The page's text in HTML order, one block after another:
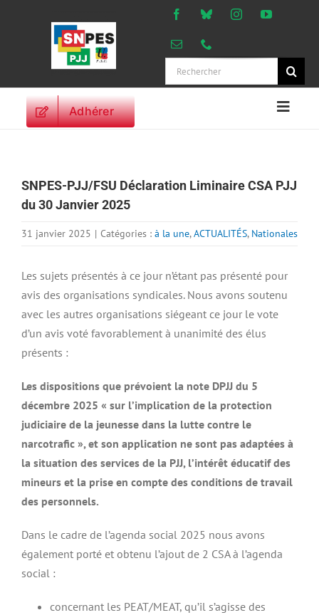
Rechercher:
Adhérer
ORIENTATIONS
DROITS DES
VIE SYNDICALE
PUBLICATIONS
SNPES-PJJ/FSU Déclaration Liminaire CSA PJJ
du 30 Janvier 2025
31 janvier 2025 | Catégories : à la une,ACTUALITÉS, Nationales
Les sujets présentés à ce jour n’étant pas présenté pour
avis des organisations syndicales. Nous avons soutenu
avec les autres organisations siégeant ce jour le vote
d’un avis voté favorablement à unanimité des élus
présents :
Les dispositions que prévoient la note DPJJ du 5
décembre 2025 « sur l’implication de la protection
judiciaire de la jeunesse dans la lutte contre le
narcotrafic », et son application ne sont pas adaptées à
la situation des services de la PJJ, l’intérêt éducatif des
mineurs et la prise en compte des conditions de travail
des personnels.
Dans le cadre de l’agenda social 2025 nous avons
également porté et obtenu l’ajout de 2 CSA à l’agenda
social :
concernant les PEAT/MEAT, qu’il s’agisse des